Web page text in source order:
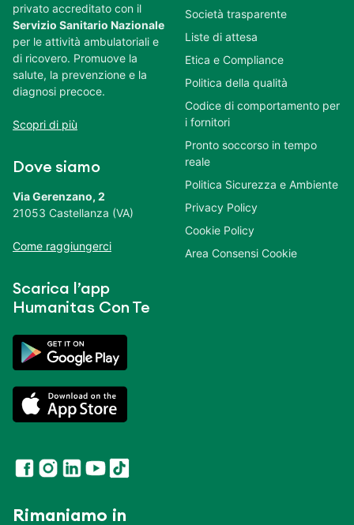
privato accreditato con il
Servizio Sanitario Nazionale
per le attività ambulatoriali e
di ricovero. Promuove la
salute, la prevenzione e la
diagnosi precoce.
Scopri di più
Dove siamo
Via Gerenzano, 2
21053 Castellanza (VA)
Come raggiungerci
Scarica l’app
Humanitas Con Te
Rimaniamo in
Società trasparente
Liste di attesa
Etica e Compliance
Politica della qualità
Codice di comportamento per
i fornitori
Pronto soccorso in tempo
reale
Politica Sicurezza e Ambiente
Privacy Policy
Cookie Policy
Area Consensi Cookie